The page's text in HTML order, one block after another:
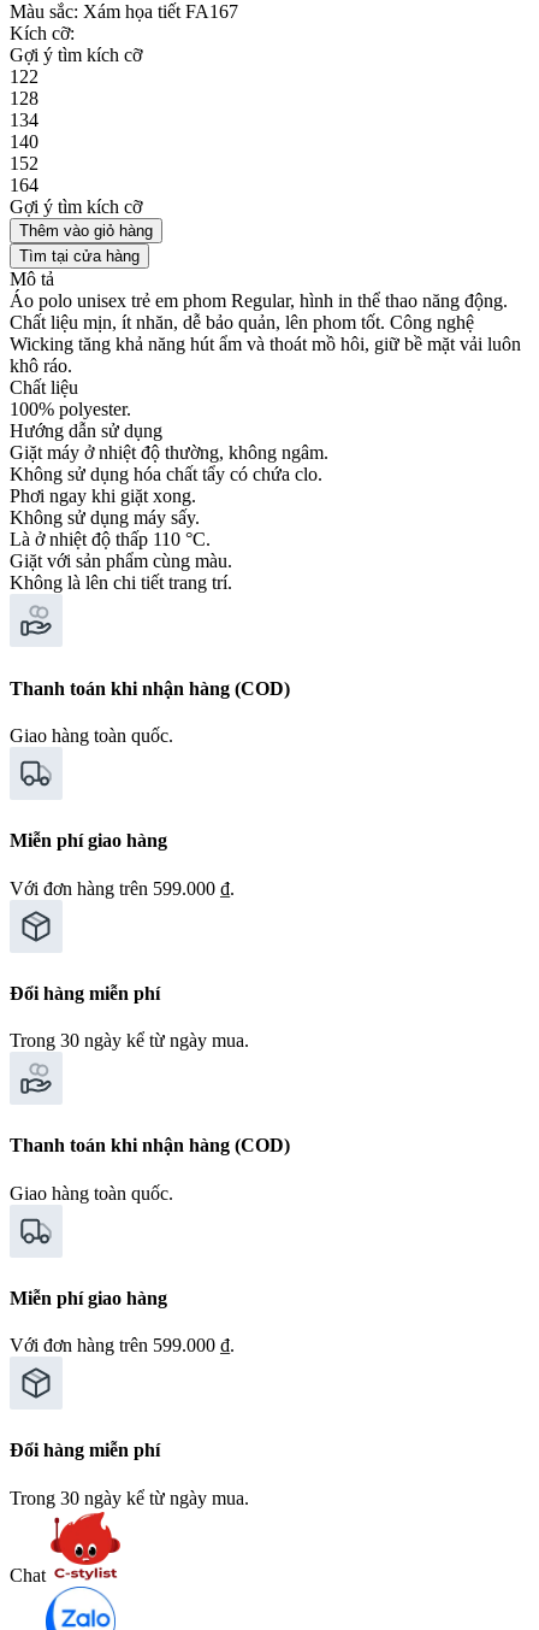
Màu sắc: Xám họa tiết FA167
Kích cỡ:
Gợi ý tìm kích cỡ
122
128
134
140
152
164
Gợi ý tìm kích cỡ
Thêm vào giỏ hàng
Tìm tại cửa hàng
Mô tả
Áo polo unisex trẻ em phom Regular, hình in thể thao năng động.
Chất liệu mịn, ít nhăn, dễ bảo quản, lên phom tốt. Công nghệ
Wicking tăng khả năng hút ẩm và thoát mồ hôi, giữ bề mặt vải luôn
khô ráo.
Chất liệu
100% polyester.
Hướng dẫn sử dụng
Giặt máy ở nhiệt độ thường, không ngâm.
Không sử dụng hóa chất tẩy có chứa clo.
Phơi ngay khi giặt xong.
Không sử dụng máy sấy.
Là ở nhiệt độ thấp 110 °C.
Giặt với sản phẩm cùng màu.
Không là lên chi tiết trang trí.
Thanh toán khi nhận hàng (COD)
Giao hàng toàn quốc.
Miễn phí giao hàng
Với đơn hàng trên 599.000 ₫.
Đổi hàng miễn phí
Trong 30 ngày kể từ ngày mua.
Thanh toán khi nhận hàng (COD)
Giao hàng toàn quốc.
Miễn phí giao hàng
Với đơn hàng trên 599.000 ₫.
Đổi hàng miễn phí
Trong 30 ngày kể từ ngày mua.
Chat